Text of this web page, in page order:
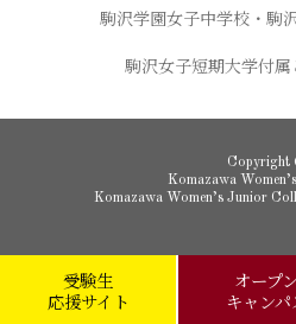
駒沢学園女子中学校・駒
駒沢女子短期大学付
Copyright
Komazawa
Komazawa Women’s Junior
受験生
応援サイト
オープン
キャンパ